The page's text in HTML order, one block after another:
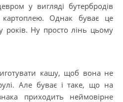
у вигляді бутербродів
Однак буває це
років. Ну просто лінь цьому
кашу, щоб вона не
Але буває і таке, що на
приходить неймовірне